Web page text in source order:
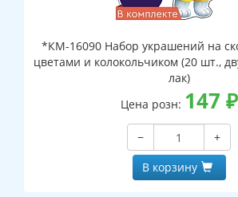
*КМ-16090 Набор украшений на
цветами и колокольчиком (20 шт.,
лак)
Цена розн: 147 ₽
−
+
В корзину